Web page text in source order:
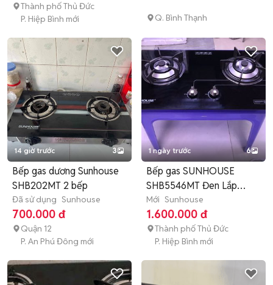
Thành phố Thủ Đức
P. Hiệp Bình mới
Q. Bình Thạnh
14 giờ trước 3
Bếp gas dương Sunhouse
SHB202MT 2 bếp
Đã sử dụng Sunhouse
700.000 đ
Quận 12
P. An Phú Đông mới
1 ngày trước 6
Bếp gas SUNHOUSE
SHB5546MT Đen Lắp
âm/dương
Mới Sunhouse
1.600.000 đ
Thành phố Thủ Đức
P. Hiệp Bình mới